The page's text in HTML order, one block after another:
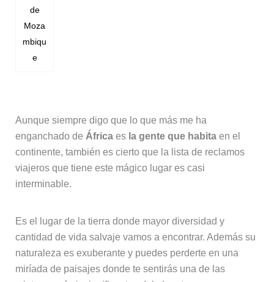
de
Moza
mbiqu
e
Aunque siempre digo que lo que más me ha
enganchado de Áfricaes la gente que habitaen el
continente, también es cierto que la lista de reclamos
viajeros que tiene este mágico lugar es casi
interminable.
Es el lugar de la tierra donde mayor diversidad y
cantidad de vida salvaje vamos a encontrar. Además su
naturaleza es exuberante y puedes perderte en una
miríada de paisajes donde te sentirás una de las